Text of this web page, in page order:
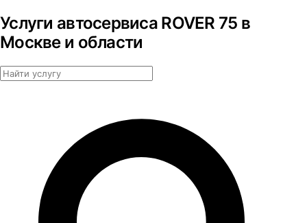
Услуги автосервиса ROVER 75 в
Москве и области